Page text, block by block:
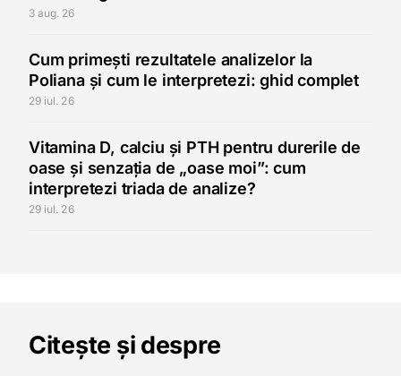
3 aug. 26
Cum primești rezultatele analizelor la
Poliana și cum le interpretezi: ghid complet
29 iul. 26
Vitamina D, calciu și PTH pentru durerile de
oase și senzația de „oase moi”: cum
interpretezi triada de analize?
29 iul. 26
Citește și despre